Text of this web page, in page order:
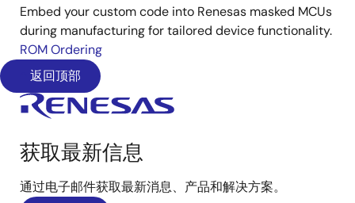
Embed your custom code into Renesas masked MCUs
during manufacturing for tailored device functionality.
ROM Ordering
返回顶部
获取最新信息
通过电子邮件获取最新消息、产品和解决方案。